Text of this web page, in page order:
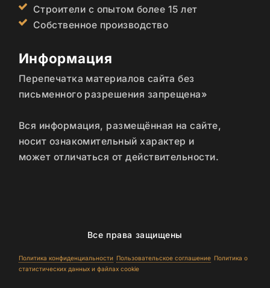
Строители с опытом более 15 лет
Собственное производство
Информация
Перепечатка материалов сайта без
письменного разрешения запрещена»
Вся информация, размещённая на сайте,
носит ознакомительный характер и
может отличаться от действительности.
Все права защищены
Политика конфиденциальности Пользовательское соглашение Политика о
статистических данных и файлах cookie